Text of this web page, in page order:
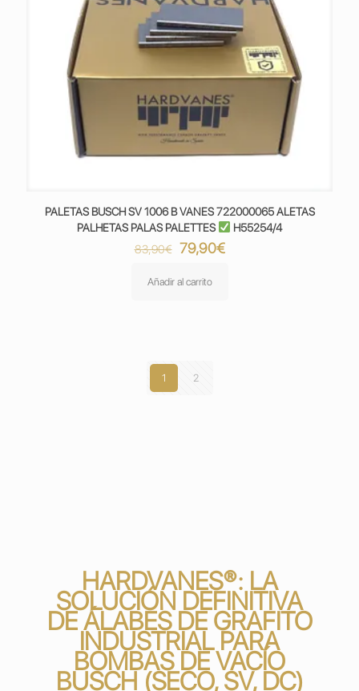
PALETAS BUSCH SV 1006 B VANES 722000065 ALETAS
PALHETAS PALAS PALETTES
H55254/4
83,90€ El
original
79,90€El
Añadir al carrito
1 2
HARDVANES®: LA
SOLUCIÓN DEFINITIVA
DE ÁLABES DE GRAFITO
INDUSTRIAL PARA
BOMBAS DE VACÍO
BUSCH (SECO, SV, DC)